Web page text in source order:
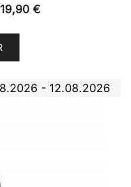
€
- 12.08.2026